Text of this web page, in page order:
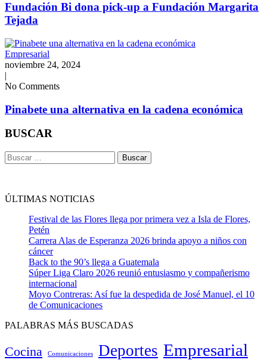
Fundación Bi dona pick-up a Fundación Margarita
Tejada
Empresarial
noviembre 24, 2024
|
No Comments
Pinabete una alternativa en la cadena económica
BUSCAR
Buscar:
ÚLTIMAS NOTICIAS
Festival de las Flores llega por primera vez a Isla de Flores,
Petén
Carrera Alas de Esperanza 2026 brinda apoyo a niños con
cáncer
Back to the 90’s llega a Guatemala
Súper Liga Claro 2026 reunió entusiasmo y compañerismo
internacional
Moyo Contreras: Así fue la despedida de José Manuel, el 10
de Comunicaciones
PALABRAS MÁS BUSCADAS
Cocina Comunicaciones Deportes Empresarial